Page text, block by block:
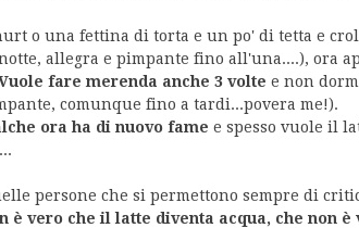
o una fettina di torta e un po' di tetta e
allegra e pimpante fino all'una....), ora
fare merenda anche 3 volte e non
comunque fino a tardi...povera me!).
ora ha di nuovo fame e spesso vuole il
persone che si permettono sempre di
è vero che il latte diventa acqua, che non è